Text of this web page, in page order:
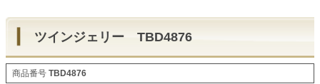
ツインジェリー TBD4876
商品番号 TBD4876